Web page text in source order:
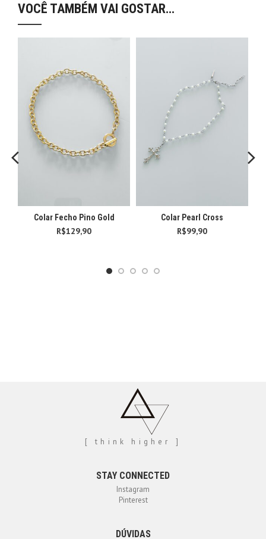
VOCÊ TAMBÉM VAI GOSTAR…
Colar Fecho Pino Gold
R$129,90
Colar Pearl Cross
R$99,90
[ think higher ]
STAY CONNECTED
Instagram
Pinterest
DÚVIDAS